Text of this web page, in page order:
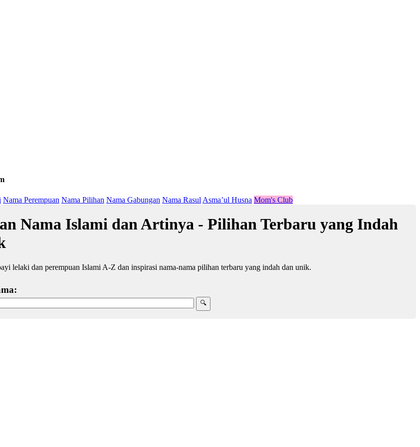
Nama Perempuan Nama Pilihan Nama Gabungan Nama Rasul Asma’ul Husna Mom's Club
Nama Islami dan Artinya - Pilihan Terbaru yang Indah
lelaki dan perempuan Islami A-Z dan inspirasi nama-nama pilihan terbaru yang indah dan unik.